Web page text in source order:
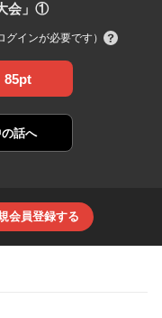
会」①
グインが必要です）
85pt
話へ
会員登録する